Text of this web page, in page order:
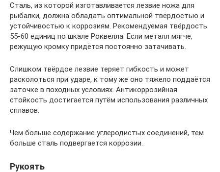
Сталь, из которой изготавливается лезвие ножа для
рыбалки, должна обладать оптимальной твёрдостью и
устойчивостью к коррозиям. Рекомендуемая твёрдость
55-60 единиц по шкале Роквелла. Если металл мягче,
режущую кромку придётся постоянно затачивать.
Слишком твёрдое лезвие теряет гибкость и может
расколоться при ударе, к тому же оно тяжело поддаётся
заточке в походных условиях. Антикоррозийная
стойкость достигается путём использования различных
сплавов.
Чем больше содержание углеродистых соединений, тем
больше сталь подвергается коррозии.
Рукоять